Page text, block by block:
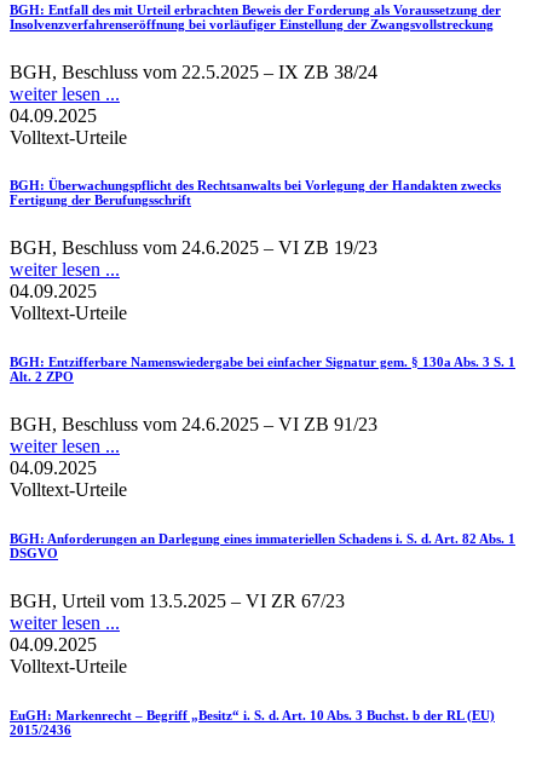
BGH: Entfall des mit Urteil erbrachten Beweis der Forderung als Voraussetzung der
Insolvenzverfahrenseröffnung bei vorläufiger Einstellung der Zwangsvollstreckung
BGH, Beschluss vom 22.5.2025 – IX ZB 38/24
weiter lesen ...
04.09.2025
Volltext-Urteile
BGH: Überwachungspflicht des Rechtsanwalts bei Vorlegung der Handakten zwecks
Fertigung der Berufungsschrift
BGH, Beschluss vom 24.6.2025 – VI ZB 19/23
weiter lesen ...
04.09.2025
Volltext-Urteile
BGH: Entzifferbare Namenswiedergabe bei einfacher Signatur gem. § 130a Abs. 3 S. 1
Alt. 2 ZPO
BGH, Beschluss vom 24.6.2025 – VI ZB 91/23
weiter lesen ...
04.09.2025
Volltext-Urteile
BGH: Anforderungen an Darlegung eines immateriellen Schadens i. S. d. Art. 82 Abs. 1
DSGVO
BGH, Urteil vom 13.5.2025 – VI ZR 67/23
weiter lesen ...
04.09.2025
Volltext-Urteile
EuGH: Markenrecht – Begriff „Besitz“ i. S. d. Art. 10 Abs. 3 Buchst. b der RL (EU)
2015/2436